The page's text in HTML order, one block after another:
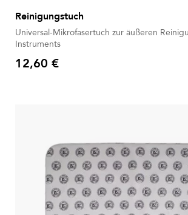
Reinigungstuch
Universal-Mikrofasertuch zur äußeren Reinigung des
Instruments
Preis
12,60 €